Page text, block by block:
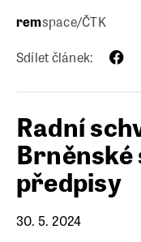
remspace/ČTK
Sdílet článek:
Radní
předpisy
30. 5. 2024